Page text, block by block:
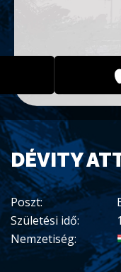
DÉVITY
Poszt:
Születési idő:
Nemzetiség: